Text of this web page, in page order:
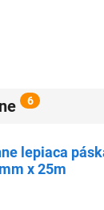
6
lepiaca
x 25m